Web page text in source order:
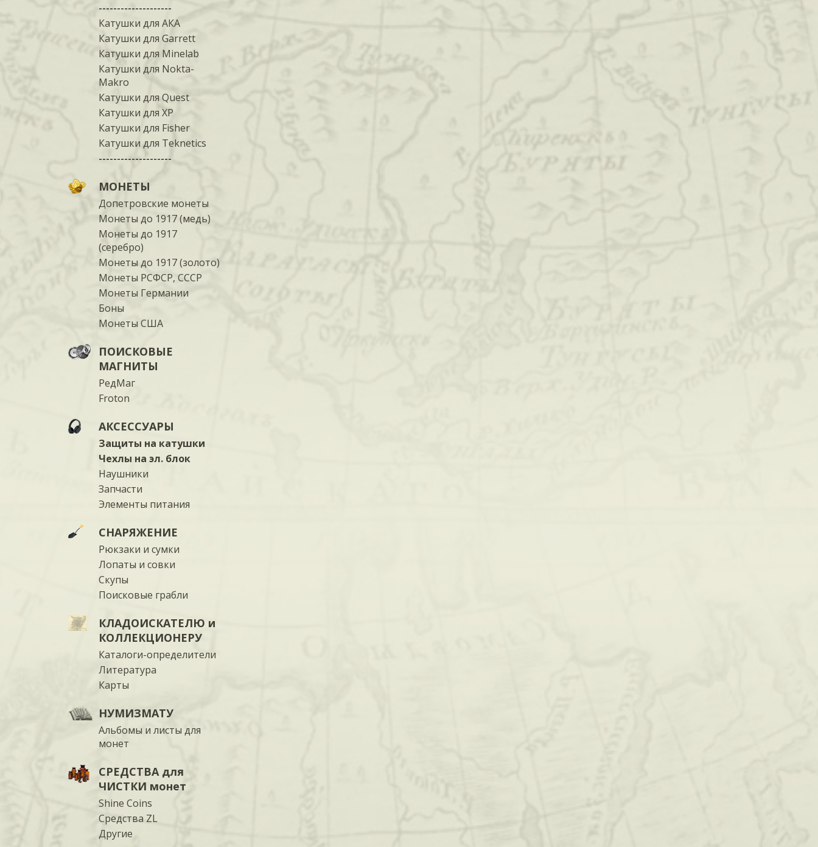
--------------------
Катушки для АКА
Катушки для Garrett
Катушки для Minelab
Катушки для Nokta-
Makro
Катушки для Quest
Катушки для XP
Катушки для Fisher
Катушки для Teknetics
--------------------
МОНЕТЫ
Допетровские монеты
Монеты до 1917 (медь)
Монеты до 1917
(серебро)
Монеты до 1917 (золото)
Монеты РСФСР, СССР
Монеты Германии
Боны
Монеты США
ПОИСКОВЫЕ
МАГНИТЫ
РедМаг
Froton
АКСЕССУАРЫ
Защиты на катушки
Чехлы на эл. блок
Наушники
Запчасти
Элементы питания
СНАРЯЖЕНИЕ
Рюкзаки и сумки
Лопаты и совки
Скупы
Поисковые грабли
КЛАДОИСКАТЕЛЮ и
КОЛЛЕКЦИОНЕРУ
Каталоги-определители
Литература
Карты
НУМИЗМАТУ
Альбомы и листы для
монет
СРЕДСТВА для
ЧИСТКИ монет
Shine Coins
Средства ZL
Другие